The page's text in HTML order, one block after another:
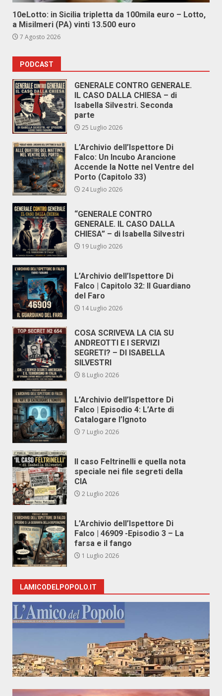
10eLotto: in Sicilia tripletta da 100mila euro – Lotto,
a Misilmeri (PA) vinti 13.500 euro
7 Agosto 2026
PODCAST
GENERALE CONTRO GENERALE.
IL CASO DALLA CHIESA – di
Isabella Silvestri. Seconda
parte
25 Luglio 2026
L’Archivio dell’Ispettore Di
Falco: Un Incubo Arancione
Accende la Notte nel Ventre del
Porto (Capitolo 33)
24 Luglio 2026
“GENERALE CONTRO
GENERALE. IL CASO DALLA
CHIESA” – di Isabella Silvestri
19 Luglio 2026
L’Archivio dell’Ispettore Di
Falco | Capitolo 32: Il Guardiano
del Faro
14 Luglio 2026
COSA SCRIVEVA LA CIA SU
ANDREOTTI E I SERVIZI
SEGRETI? – DI ISABELLA
SILVESTRI
8 Luglio 2026
L’Archivio dell’Ispettore Di
Falco | Episodio 4: L’Arte di
Catalogare l’Ignoto
7 Luglio 2026
Il caso Feltrinelli e quella nota
speciale nei file segreti della
CIA
2 Luglio 2026
L’Archivio dell’Ispettore Di
Falco | 46909 -Episodio 3 – La
farsa e il fango
1 Luglio 2026
LAMICODELPOPOLO.IT